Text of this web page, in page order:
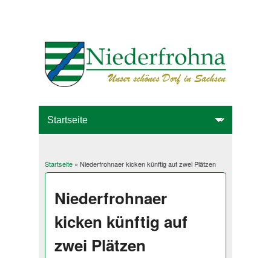
Sie sind hier
Startseite» Niederfrohnaer kicken künftig auf zwei Plätzen
Niederfrohnaer
kicken künftig auf
zwei Plätzen